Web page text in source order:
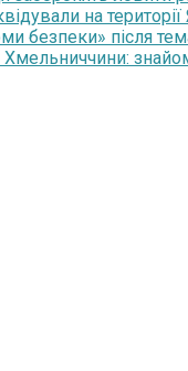
на
безпеки» після